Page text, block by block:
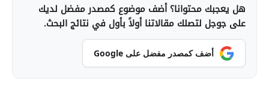
هل يعجبك محتوانا؟ أضف موضوع كمصدر مفضل لديك
على جوجل لتصلك مقالاتنا أولاً بأول في نتائج البحث.
أضف كمصدر مفضل على Google